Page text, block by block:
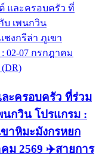
ะครอบครัว ที่ร่วม
นกวิน โปรแกรม :
าหิมะมังกรหยก
ม 2569 ✈️สายการ